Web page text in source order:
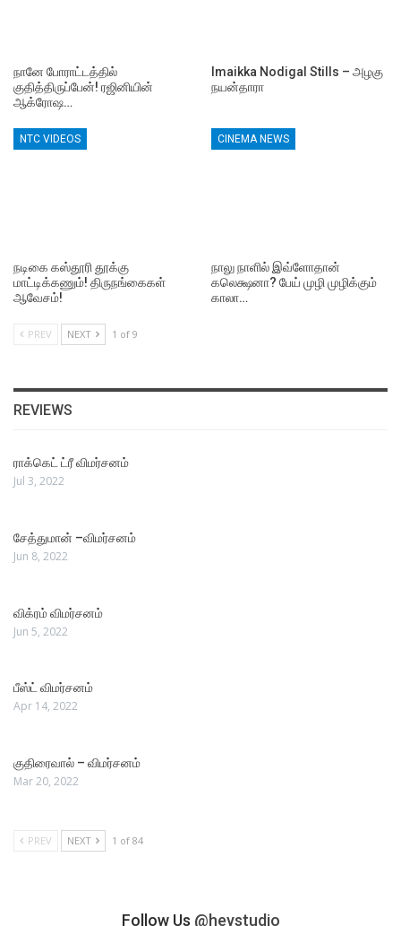
நானே போராட்டத்தில்
குதித்திருப்பேன்! ரஜினியின்
ஆக்ரோஷ…
Imaikka Nodigal Stills – அழகு
நயன்தாரா
NTC VIDEOS
நடிகை கஸ்தூரி தூக்கு
மாட்டிக்கணும்! திருநங்கைகள்
ஆவேசம்!
CINEMA NEWS
நாலு நாளில் இவ்ளோதான்
கலெக்ஷனா? பேய் முழி முழிக்கும்
காலா…
PREV NEXT 1 of 9
REVIEWS
ராக்கெட் ட்ரீ விமர்சனம்
Jul 3, 2022
சேத்துமான் –விமர்சனம்
Jun 8, 2022
விக்ரம் விமர்சனம்
Jun 5, 2022
பீஸ்ட் விமர்சனம்
Apr 14, 2022
குதிரைவால் – விமர்சனம்
Mar 20, 2022
PREV NEXT 1 of 84
Follow Us @heystudio